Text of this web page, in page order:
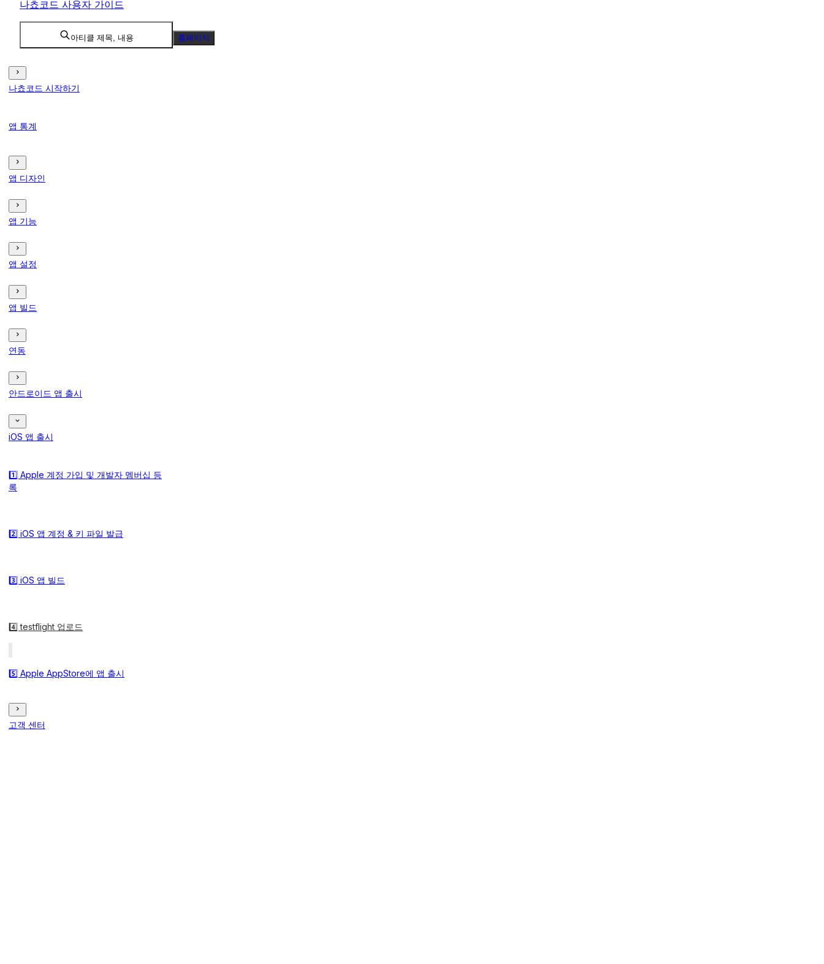
나쵸코드 사용자 가이드
아티클 제목, 내용 홈페이지
나쵸코드 시작하기
앱 통계
앱 디자인
앱 기능
앱 설정
앱 빌드
연동
안드로이드 앱 출시
iOS 앱 출시
1️⃣ Apple 계정 가입 및 개발자 멤버십 등
록
2️⃣ iOS 앱 계정 & 키 파일 발급
3️⃣ iOS 앱 빌드
4️⃣ testflight 업로드
5️⃣ Apple AppStore에 앱 출시
고객 센터